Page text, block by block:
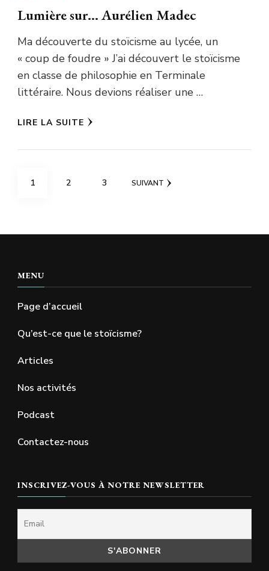
Lumière sur… Aurélien Madec
Ma découverte du stoïcisme au lycée, un
« coup de foudre » J’ai découvert le stoïcisme
en classe de philosophie en Terminale
littéraire. Nous devions réaliser une …
LIRE LA SUITE
Pagination
PAGE
1 PAGE
2 PAGE
3 SUIVANT
MENU
Page d’accueil
Qu’est-ce que le stoïcisme?
Articles
Nos activités
Podcast
Contactez-nous
INSCRIVEZ-VOUS À NOTRE NEWSLETTER